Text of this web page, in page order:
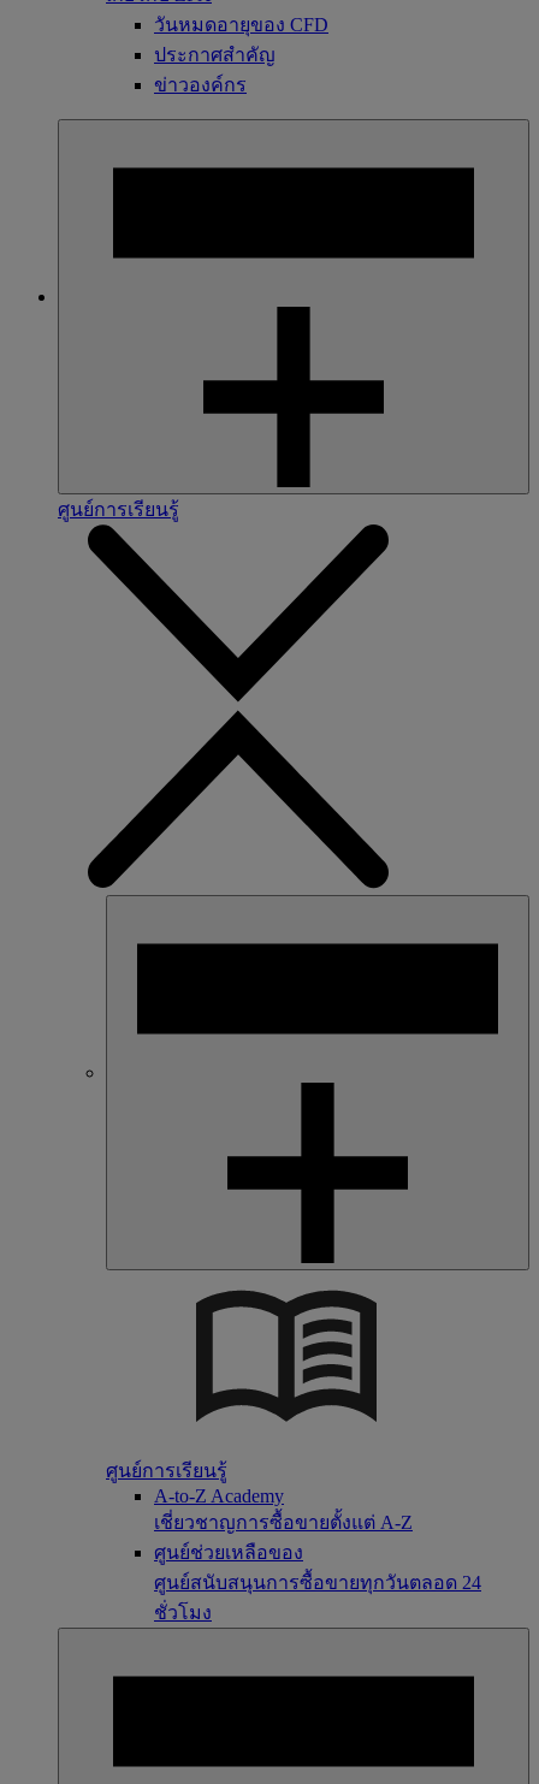
วันหมดอายุของ CFD
ประกาศสำคัญ
ข่าวองค์กร
ศูนย์การเรียนรู้
ศูนย์การเรียนรู้
A-to-Z Academy
เชี่ยวชาญการซื้อขายตั้งแต่ A-Z
ศูนย์ช่วยเหลือของ
ศูนย์สนับสนุนการซื้อขายทุกวันตลอด 24
ชั่วโมง